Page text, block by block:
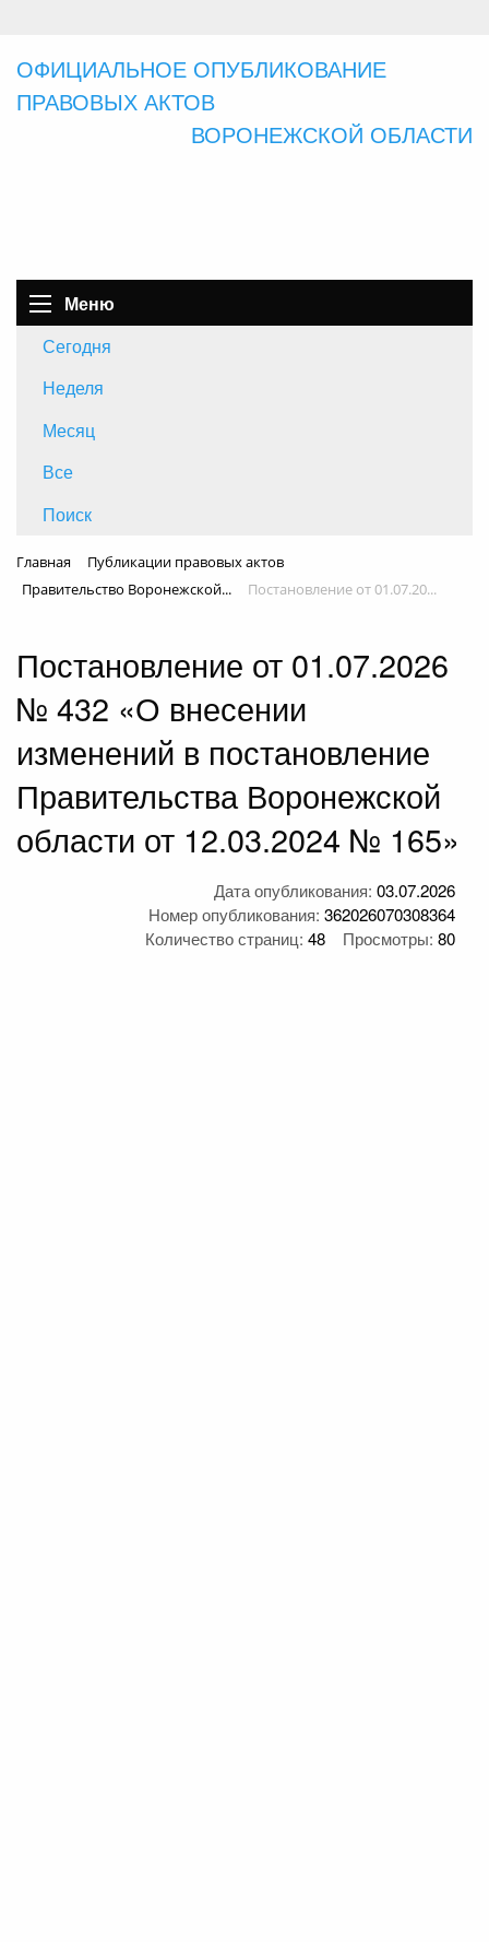
ОФИЦИАЛЬНОЕ ОПУБЛИКОВАНИЕ
ПРАВОВЫХ АКТОВ
ВОРОНЕЖСКОЙ ОБЛАСТИ
Меню
Сегодня
Неделя
Месяц
Все
Поиск
Главная
Публикации правовых актов
Правительство Воронежской...
Постановление от 01.07.20...
Постановление от 01.07.2026
№ 432 «О внесении
изменений в постановление
Правительства Воронежской
области от 12.03.2024 № 165»
Дата опубликования: 03.07.2026
Номер опубликования: 362026070308364
Количество страниц: 48 Просмотры: 80